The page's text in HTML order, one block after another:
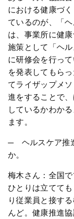
における健康づ
ているのが、「
は、事業所に健
施策として「ヘ
に研修会を行っ
を発表してもら
てライザップメ
進をすることで
しているかわか
ます。
─ ヘルスケア推
か。
梅木さん：全国
ひとりは立てて
り従業員と接す
んど。健康推進